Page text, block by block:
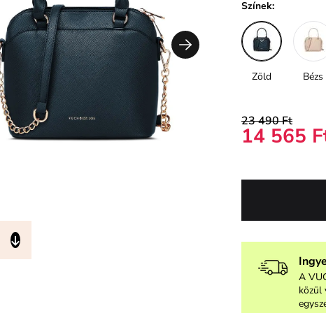
Színek:
Zöld Bézs
23 490 Ft
14 565
A
közül